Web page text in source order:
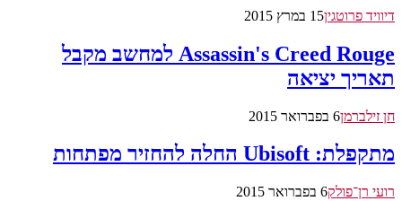
דיוויד פרוטגין15 במרץ 2015
Assassin's Creed Rouge למחשב מקבל
תאריך יציאה
חן זילברמן6 בפברואר 2015
מתקפלת: Ubisoft החלה להחזיר מפתחות
רועי רן־פולק6 בפברואר 2015